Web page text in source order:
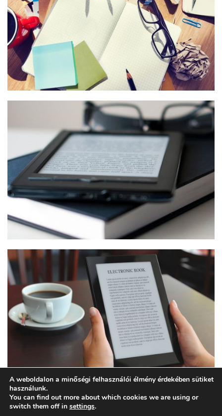
A weboldalon a minőségi felhasználói élmény érdekében sütiket
használunk.
You can find out more about which cookies we are using or
switch them off in settings.